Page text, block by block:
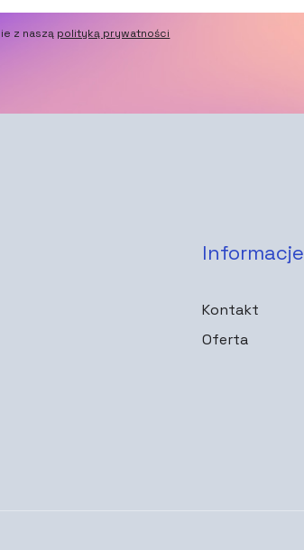
z naszą polityką prywatności
Informacje
Kontakt
Oferta